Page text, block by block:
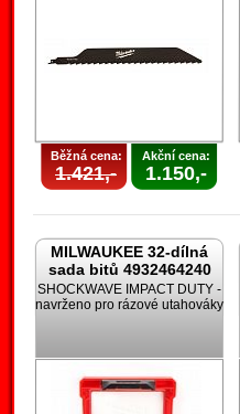
Běžná cena:
1.421,-
Akční cena:
1.150,-
MILWAUKEE 32-dílná
sada bitů 4932464240
SHOCKWAVE IMPACT DUTY -
navrženo pro rázové utahováky